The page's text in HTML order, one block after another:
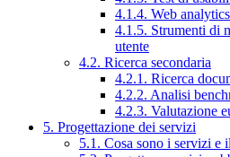
4.1.4. Web analytics
4.1.5. Strumenti di
utente
4.2. Ricerca secondaria
4.2.1. Ricerca
4.2.2. Analisi
4.2.3. Valutazione
5. Progettazione dei servizi
5.1. Cosa sono i servizi e